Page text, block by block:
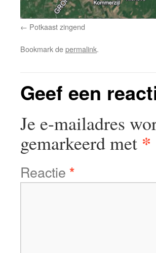
Potkaast zingend
Bookmark depermalink.
Geef een
Je e-mailadres
gemarkeerd met *
Reactie *